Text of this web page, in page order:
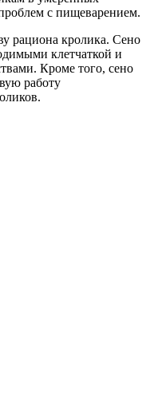
с пищеварением.
рациона кролика. Сено
клетчаткой и
Кроме того, сено
работу